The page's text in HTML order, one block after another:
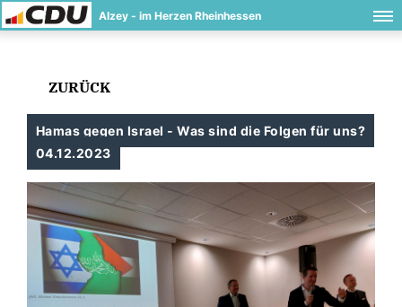
Alzey - im Herzen Rheinhessen
ZURÜCK
Hamas gegen Israel - Was sind die Folgen für uns?
04.12.2023